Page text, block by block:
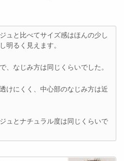
ュと比べてサイズ感はほんの少し
明るく見えます。
、なじみ方は同じくらいでした。
けにくく、中心部のなじみ方は近
ュとナチュラル度は同じくらいで